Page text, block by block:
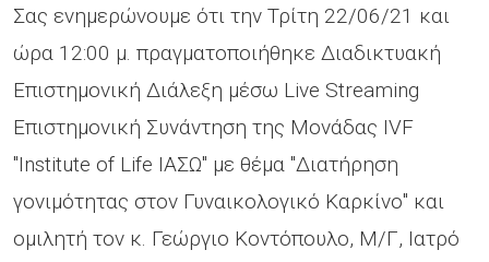
Σας ενημερώνουμε ότι την Τρίτη 22/06/21 και
ώρα 12:00 μ. πραγματοποιήθηκε Διαδικτυακή
Επιστημονική Διάλεξη μέσω Live Streaming
Επιστημονική Συνάντηση της Μονάδας IVF
"Institute of Life ΙΑΣΩ" με θέμα "Διατήρηση
γονιμότητας στον Γυναικολογικό Καρκίνο" και
ομιλητή τον κ. Γεώργιο Κοντόπουλο, Μ/Γ, Ιατρό